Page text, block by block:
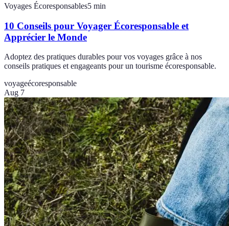
Voyages Écoresponsables5 min
10 Conseils pour Voyager Écoresponsable et
Apprécier le Monde
Adoptez des pratiques durables pour vos voyages grâce à nos
conseils pratiques et engageants pour un tourisme écoresponsable.
voyageécoresponsable
Aug 7